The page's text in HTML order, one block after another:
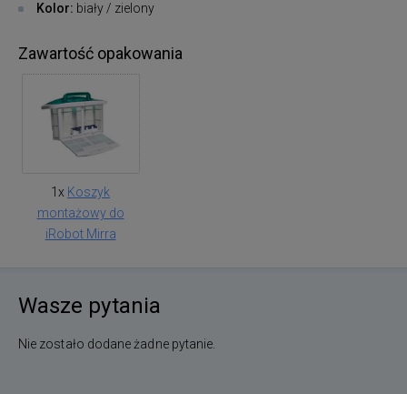
Kolor: biały / zielony
Zawartość opakowania
1x Koszyk
montażowy do
iRobot Mirra
Wasze pytania
Nie zostało dodane żadne pytanie.